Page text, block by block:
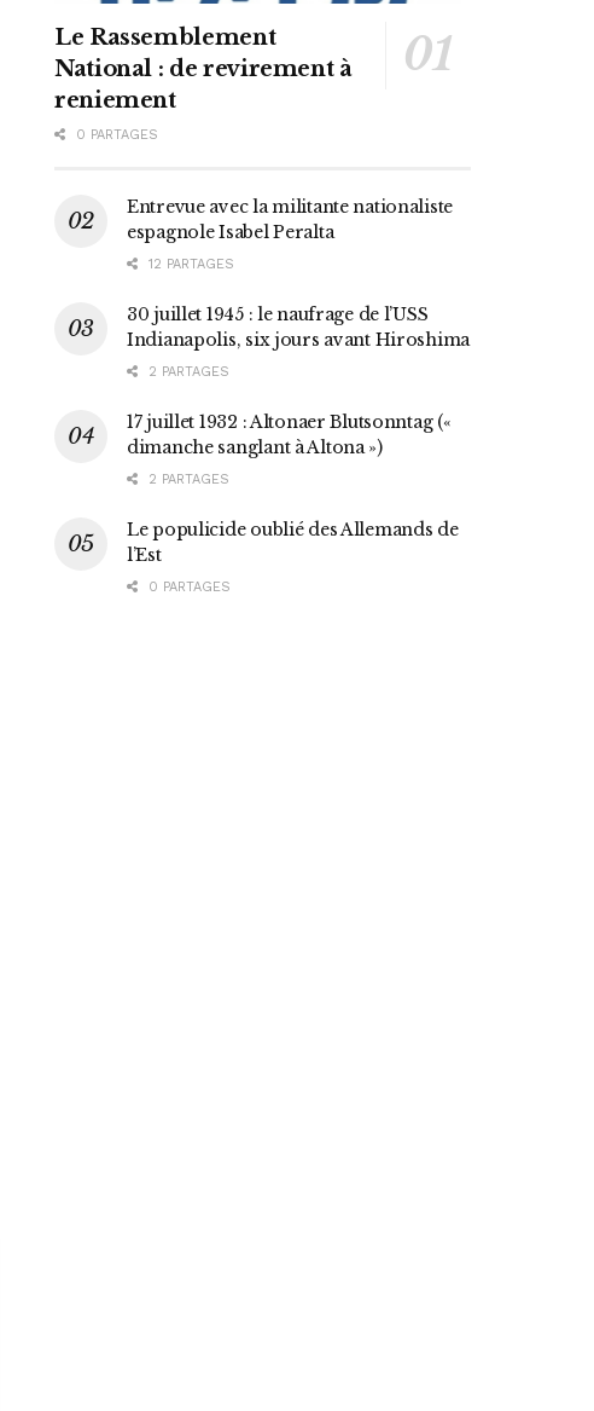
Le Rassemblement
National : de revirement à
reniement
0 PARTAGES
Entrevue avec la militante nationaliste
espagnole Isabel Peralta
12 PARTAGES
30 juillet 1945 : le naufrage de l’USS
Indianapolis, six jours avant Hiroshima
2 PARTAGES
17 juillet 1932 : Altonaer Blutsonntag («
dimanche sanglant à Altona »)
2 PARTAGES
Le populicide oublié des Allemands de
l’Est
0 PARTAGES